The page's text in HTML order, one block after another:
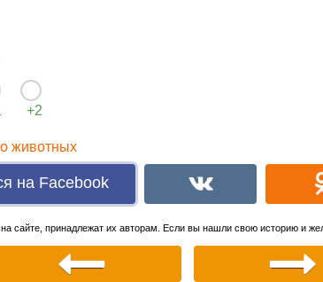
+2
животных
на Facebook
сайте, принадлежат их авторам. Если вы нашли свою историю и